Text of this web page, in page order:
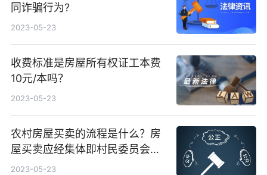
同诈骗行为?
2023-05-23
收费标准是房屋所有权证工本费
10元/本吗？
2023-05-23
农村房屋买卖的流程是什么？房
屋买卖应经集体即村民委员会书
面同意吗？
2023-05-23